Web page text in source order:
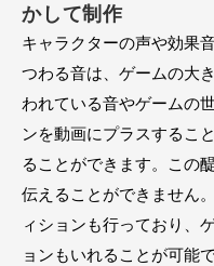
かして制作
キャラクターの声や効果
つわる音は、ゲームの大
われている音やゲームの
ンを動画にプラスするこ
ることができます。この
伝えることができません
ィションも行っており、
ョンもいれることが可能で